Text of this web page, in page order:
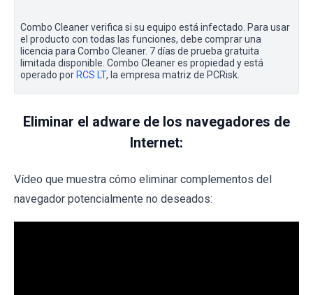
Combo Cleaner verifica si su equipo está infectado. Para usar
el producto con todas las funciones, debe comprar una
licencia para Combo Cleaner. 7 días de prueba gratuita
limitada disponible. Combo Cleaner es propiedad y está
operado por RCS LT, la empresa matriz de PCRisk.
Eliminar el adware de los navegadores de
Internet:
Vídeo que muestra cómo eliminar complementos del
navegador potencialmente no deseados: